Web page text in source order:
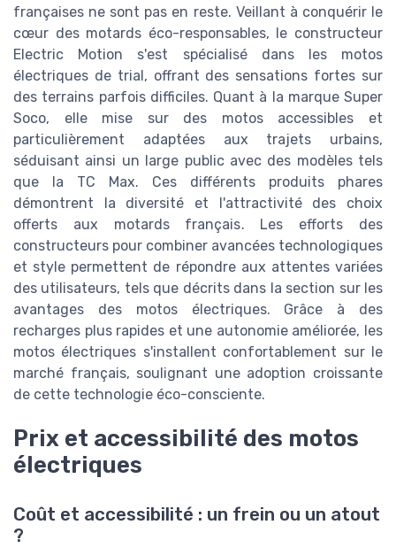
françaises ne sont pas en reste. Veillant à conquérir le
cœur des motards éco-responsables, le constructeur
Electric Motion s'est spécialisé dans les motos
électriques de trial, offrant des sensations fortes sur
des terrains parfois difficiles. Quant à la marque Super
Soco, elle mise sur des motos accessibles et
particulièrement adaptées aux trajets urbains,
séduisant ainsi un large public avec des modèles tels
que la TC Max. Ces différents produits phares
démontrent la diversité et l'attractivité des choix
offerts aux motards français. Les efforts des
constructeurs pour combiner avancées technologiques
et style permettent de répondre aux attentes variées
des utilisateurs, tels que décrits dans la section sur les
avantages des motos électriques. Grâce à des
recharges plus rapides et une autonomie améliorée, les
motos électriques s'installent confortablement sur le
marché français, soulignant une adoption croissante
de cette technologie éco-consciente.
Prix et accessibilité des motos
électriques
Coût et accessibilité : un frein ou un atout
?